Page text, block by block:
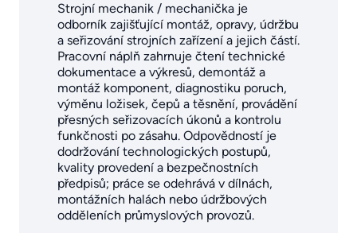
Strojní mechanik / mechanička je
odborník zajišťující montáž, opravy, údržbu
a seřizování strojních zařízení a jejich částí.
Pracovní náplň zahrnuje čtení technické
dokumentace a výkresů, demontáž a
montáž komponent, diagnostiku poruch,
výměnu ložisek, čepů a těsnění, provádění
přesných seřizovacích úkonů a kontrolu
funkčnosti po zásahu. Odpovědností je
dodržování technologických postupů,
kvality provedení a bezpečnostních
předpisů; práce se odehrává v dílnách,
montážních halách nebo údržbových
odděleních průmyslových provozů.